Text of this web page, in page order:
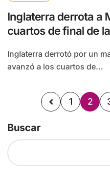
Inglaterra derrota a
cuartos de final de
Inglaterra derrotó por un marcador de 3-2 a México y
avanzó a los cuartos de...
1 2
Buscar